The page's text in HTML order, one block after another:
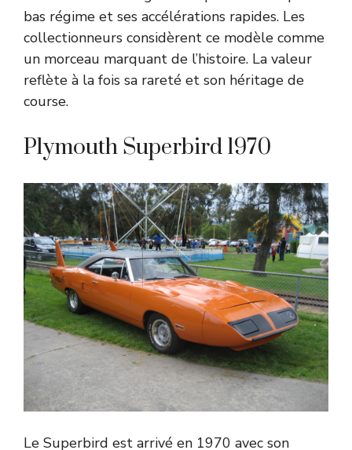
bas régime et ses accélérations rapides. Les
collectionneurs considèrent ce modèle comme
un morceau marquant de l’histoire. La valeur
reflète à la fois sa rareté et son héritage de
course.
Plymouth Superbird 1970
Le Superbird est arrivé en 1970 avec son